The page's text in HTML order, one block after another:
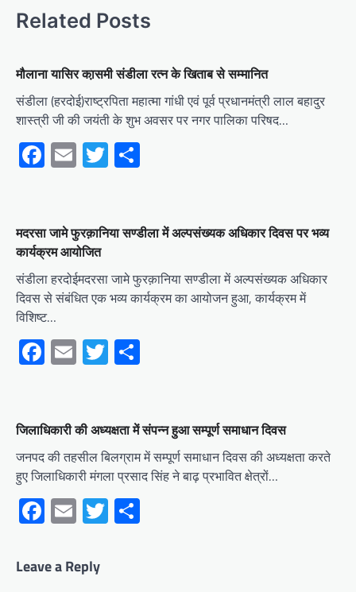
Related Posts
मौलाना यासिर का़समी संडीला रत्न के खिताब से सम्मानित
संडीला (हरदोई)राष्ट्रपिता महात्मा गांधी एवं पूर्व प्रधानमंत्री लाल बहादुर
शास्त्री जी की जयंती के शुभ अवसर पर नगर पालिका परिषद…
Facebook
EmailTwitter
मदरसा जामे फुरक़ानिया सण्डीला में अल्पसंख्यक अधिकार दिवस पर भव्य
कार्यक्रम आयोजित
संडीला हरदोईमदरसा जामे फुरक़ानिया सण्डीला में अल्पसंख्यक अधिकार
दिवस से संबंधित एक भव्य कार्यक्रम का आयोजन हुआ, कार्यक्रम में
विशिष्ट…
Facebook
EmailTwitter
जिलाधिकारी की अध्यक्षता में संपन्न हुआ सम्पूर्ण समाधान दिवस
जनपद की तहसील बिलग्राम में सम्पूर्ण समाधान दिवस की अध्यक्षता करते
हुए जिलाधिकारी मंगला प्रसाद सिंह ने बाढ़ प्रभावित क्षेत्रों…
Facebook
EmailTwitter
Leave a Reply